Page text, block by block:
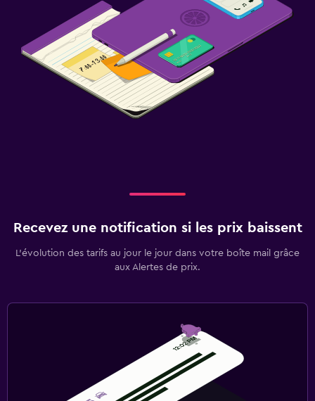
Recevez une notification si les prix baissent
L’évolution des tarifs au jour le jour dans votre boîte mail grâce
aux Alertes de prix.